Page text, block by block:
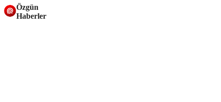
Özgün
Haberler